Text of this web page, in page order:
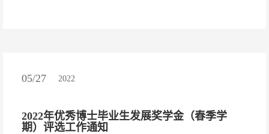
05/27 2022
2022年优秀博士毕业生发展奖学金（春季学
期）评选工作通知